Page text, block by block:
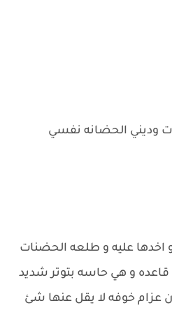
وديني الحضانه نفسي
عليه و طلعه الحضنات
و هي حاسه بتوتر شديد
عزام خوفه لا يقل عنها شئ